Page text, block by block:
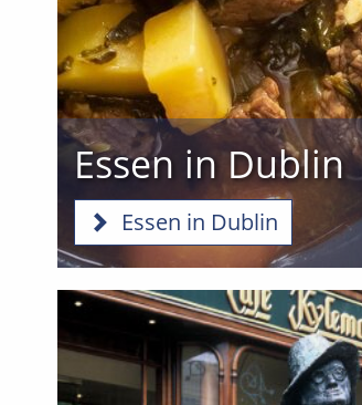
Essen in Dublin
Essen in Dublin